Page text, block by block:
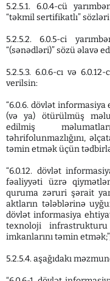
5.2.5.1. 6.0.4-cü
“təkmil sertifikatlı”
5.2.5.2. 6.0.5-ci
“(sənədləri)” sözü əlavə
5.2.5.3. 6.0.6-cı və
verilsin:
“6.0.6. dövlət
(və ya) ötürülmüş
edilmiş
təhrifolunmazlığını,
təmin etmək üçün
“6.0.12. dövlət
fəaliyyəti üzrə
quruma zəruri şərait
aktların tələblərinə
dövlət informasiya
texnoloji
imkanlarını təmin
5.2.5.4. aşağıdakı